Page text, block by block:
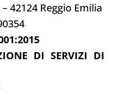
42124 Reggio Emilia
DI SERVIZI DI